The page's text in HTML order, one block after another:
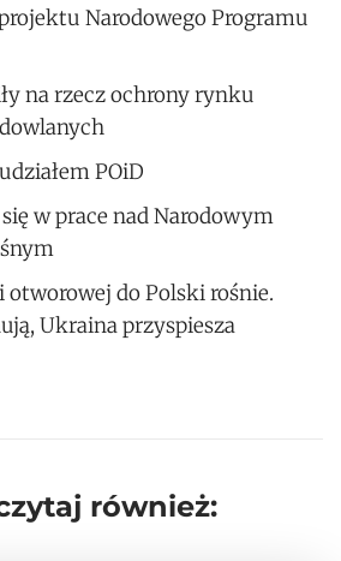
Narodowego Programu
na rzecz ochrony rynku
POiD
w prace nad Narodowym
do Polski rośnie.
Ukraina przyspiesza
również: